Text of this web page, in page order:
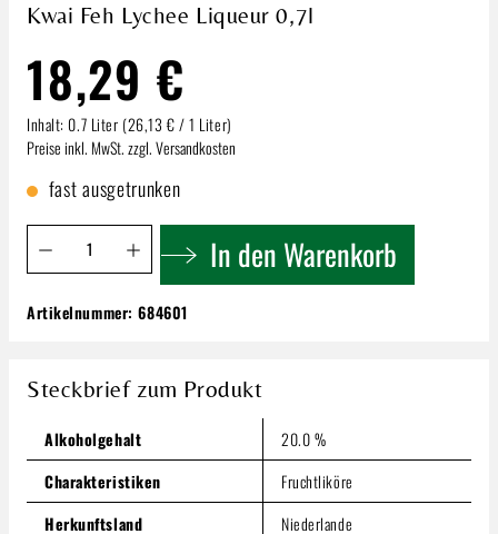
Kwai Feh Lychee Liqueur 0,7l
18,29 €
Inhalt: 0.7 Liter (26,13 € / 1 Liter)
Preise inkl. MwSt. zzgl. Versandkosten
fast ausgetrunken
Produkt Anzahl: Gib den gewünschten Wert ein oder
In den Warenkorb
Kwai Feh Lychee Liqueur 0,7l
Inhalt:0.7 Liter (26,13 € / 1 Liter)
Produkt Anzahl: Gib den gewünschten Wert ein oder
In den Warenkorb
Artikelnummer:684601
Steckbrief zum Produkt
Alkoholgehalt
20.0 %
Charakteristiken
Fruchtliköre
Herkunftsland
Niederlande